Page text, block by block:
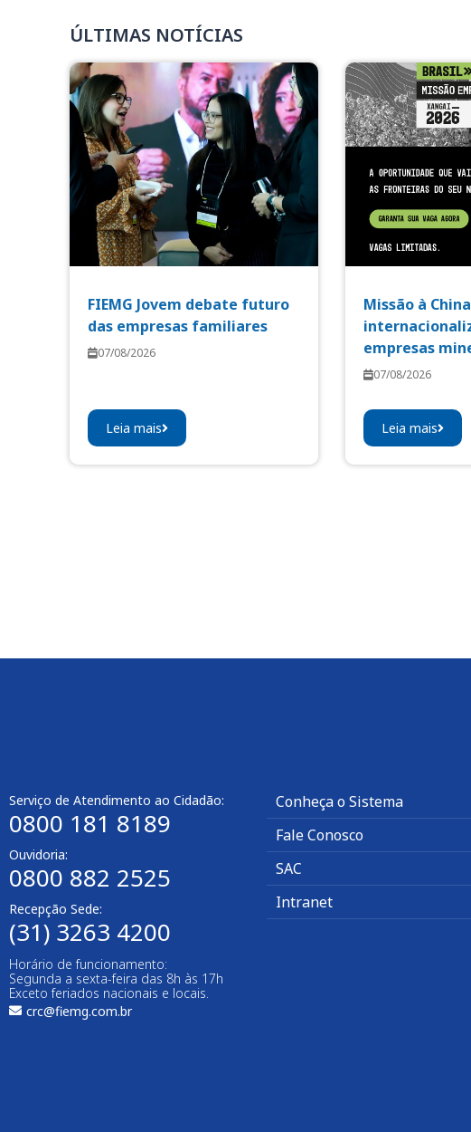
ÚLTIMAS NOTÍCIAS
FIEMG Jovem debate futuro
das empresas familiares
07/08/2026
Leia mais
Missão à
empresas
07/08/2026
Leia mais
Serviço de Atendimento ao Cidadão:
0800 181 8189
Ouvidoria:
0800 882 2525​
Recepção Sede:
(31) 3263 4200
Horário de funcionamento:
Segunda a sexta-feira das 8h às 17h
Exceto feriados nacionais e locais.
crc@fiemg.com.br
Conheça o Sistema
Fale Conosco
SAC
Intranet